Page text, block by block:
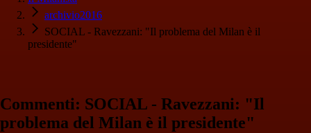
archivio2016
SOCIAL - Ravezzani: "Il problema del Milan è il
presidente"
Commenti: SOCIAL - Ravezzani: "Il
problema del Milan è il presidente"